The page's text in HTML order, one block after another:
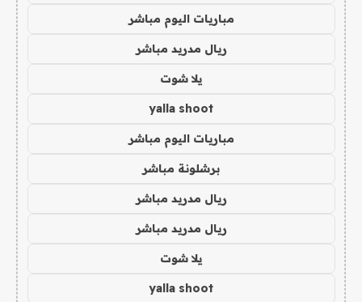
مباريات اليوم مباشر
ريال مدريد مباشر
يلا شوت
yalla shoot
مباريات اليوم مباشر
برشلونة مباشر
ريال مدريد مباشر
ريال مدريد مباشر
يلا شوت
yalla shoot